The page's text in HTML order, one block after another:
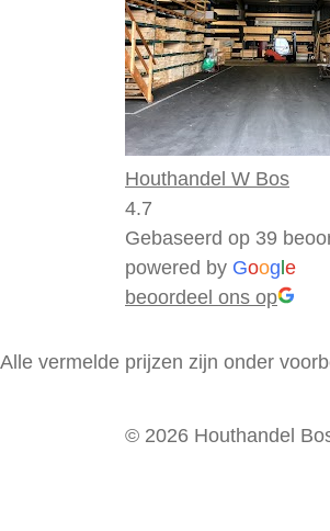
Houthandel W Bos
4.7
Gebaseerd op 39
powered by Goog e
beoordeel ons op
Alle vermelde prijzen zijn onder
© 2026 Houthandel